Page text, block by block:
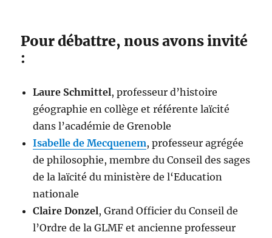
Pour débattre, nous avons invité
:
Laure Schmittel, professeur d’histoire
géographie en collège et référente laïcité
dans l’académie de Grenoble
Isabelle de Mecquenem, professeur agrégée
de philosophie, membre du Conseil des sages
de la laïcité du ministère de l‘Education
nationale
Claire Donzel, Grand Officier du Conseil de
l’Ordre de la GLMF et ancienne professeur